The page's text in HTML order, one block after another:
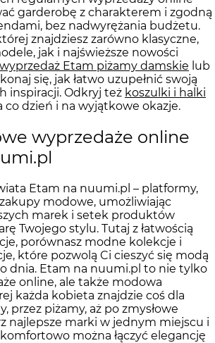
garderobę z charakterem i zgodną
bez nadwyrężania budżetu.
znajdziesz zarówno klasyczne,
jak i najświeższe nowości
wyprzedaż Etam piżamy damskie lub
się, jak łatwo uzupełnić swoją
inspiracji. Odkryj też koszulki i halki
co dzień i na wyjątkowe okazje.
wyprzedaże online
Etam na nuumi.pl – platformy,
modowe, umożliwiając
marek i setek produktów
Twojego stylu. Tutaj z łatwością
porównasz modne kolekcje i
które pozwolą Ci cieszyć się modą
dnia. Etam na nuumi.pl to nie tylko
online, ale także modowa
każda kobieta znajdzie coś dla
przez piżamy, aż po zmysłowe
najlepsze marki w jednym miejscu i
można łączyć elegancję